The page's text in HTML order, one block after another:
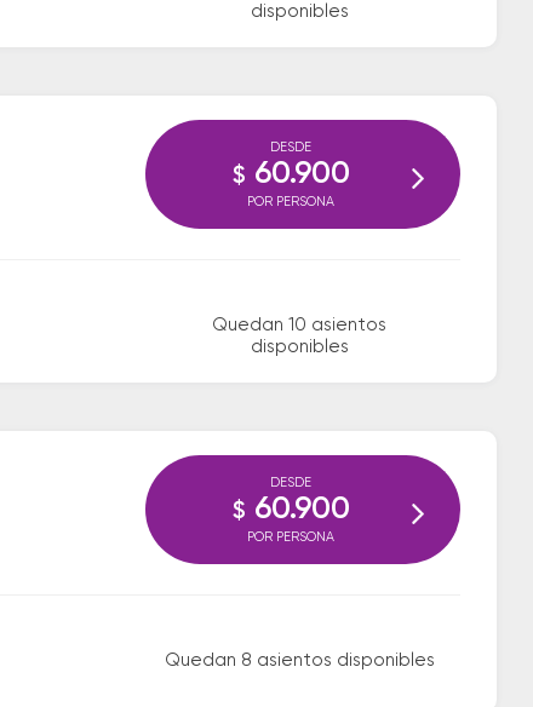
disponibles
Quedan 10 asientos
disponibles
DESDE
$ 60.900
POR PERSONA
Quedan 8 asientos disponibles
DESDE
$ 60.900
POR PERSONA